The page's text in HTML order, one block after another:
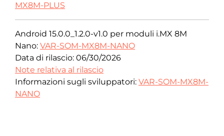
MX8M-PLUS
Android 15.0.0_1.2.0-v1.0 per moduli i.MX 8M
Nano: VAR-SOM-MX8M-NANO
Data di rilascio: 06/30/2026
Note relativa al rilascio
Informazioni sugli sviluppatori: VAR-SOM-MX8M-
NANO